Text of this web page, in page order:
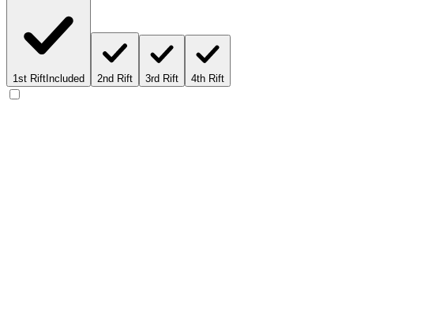
1st RiftIncluded 2nd Rift 3rd Rift 4th Rift